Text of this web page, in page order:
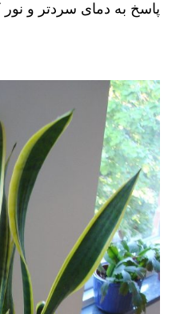
پاسخ به دمای سردتر و